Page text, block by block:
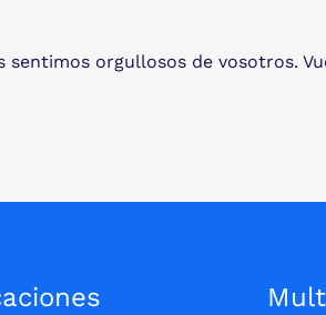
orgullosos de vosotros.